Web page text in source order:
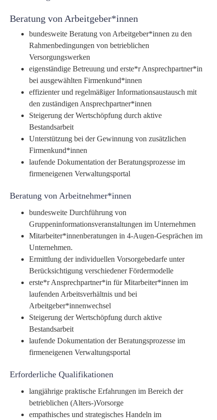
Beratung von Arbeitgeber*innen
bundesweite Beratung von Arbeitgeber*innen zu den
Rahmenbedingungen von betrieblichen
Versorgungswerken
eigenständige Betreuung und erste*r Ansprechpartner*in
bei ausgewählten Firmenkund*innen
effizienter und regelmäßiger Informationsaustausch mit
den zuständigen Ansprechpartner*innen
Steigerung der Wertschöpfung durch aktive
Bestandsarbeit
Unterstützung bei der Gewinnung von zusätzlichen
Firmenkund*innen
laufende Dokumentation der Beratungsprozesse im
firmeneigenen Verwaltungsportal
Beratung von Arbeitnehmer*innen
bundesweite Durchführung von
Gruppeninformationsveranstaltungen im Unternehmen
Mitarbeiter*innenberatungen in 4-Augen-Gesprächen im
Unternehmen.
Ermittlung der individuellen Vorsorgebedarfe unter
Berücksichtigung verschiedener Fördermodelle
erste*r Ansprechpartner*in für Mitarbeiter*innen im
laufenden Arbeitsverhältnis und bei
Arbeitgeber*innenwechsel
Steigerung der Wertschöpfung durch aktive
Bestandsarbeit
laufende Dokumentation der Beratungsprozesse im
firmeneigenen Verwaltungsportal
Erforderliche Qualifikationen
langjährige praktische Erfahrungen im Bereich der
betrieblichen (Alters-)Vorsorge
empathisches und strategisches Handeln im